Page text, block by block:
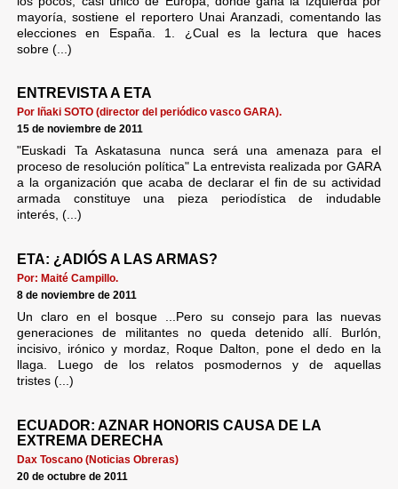
mayoría, sostiene el reportero Unai Aranzadi, comentando las
elecciones en España. 1. ¿Cual es la lectura que haces
sobre (...)
ENTREVISTA A ETA
Por Iñaki SOTO (director del periódico vasco GARA).
15 de noviembre de 2011
"Euskadi Ta Askatasuna nunca será una amenaza para el
proceso de resolución política" La entrevista realizada por GARA
a la organización que acaba de declarar el fin de su actividad
armada constituye una pieza periodística de indudable
interés, (...)
ETA: ¿ADIÓS A LAS ARMAS?
Por: Maité Campillo.
8 de noviembre de 2011
Un claro en el bosque ...Pero su consejo para las nuevas
generaciones de militantes no queda detenido allí. Burlón,
incisivo, irónico y mordaz, Roque Dalton, pone el dedo en la
llaga. Luego de los relatos posmodernos y de aquellas
tristes (...)
ECUADOR: AZNAR HONORIS CAUSA DE LA
EXTREMA DERECHA
Dax Toscano (Noticias Obreras)
20 de octubre de 2011